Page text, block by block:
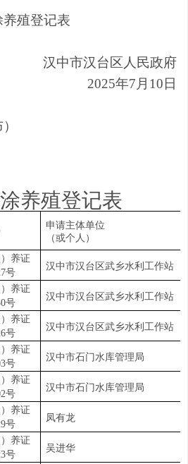
殖登记表
汉中市汉台区人民政府
2025年7 月 10 日
养殖登记表
申请主体单位
（或个人）
养证
号
汉中市汉台区武乡水利工作站
养证
号
汉中市汉台区武乡水利工作站
养证
号
汉中市汉台区武乡水利工作站
养证
号
汉中市石门水库管理局
养证
号
汉中市石门水库管理局
养证
号
凤有龙
养证
号
吴进华